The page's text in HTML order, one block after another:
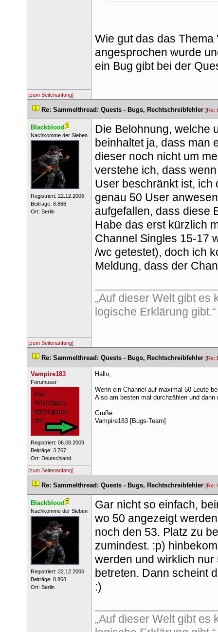
Wie gut das das
angesprochen wurde
ein Bug gibt bei der
[zum Seitenanfang]
Re: Sammelthread: Quests - Bugs, Rechtschreibfehler [Re:
Blackblood
​Nachkomme der Sieben
Registriert: 22.12.2006
Beiträge: 8.868
Ort: Berlin
Die Belohnung, welche
beinhaltet ja, dass man
dieser noch nicht um
verstehe ich, dass
User beschränkt ist, ich
genau 50 User
aufgefallen, dass diese
Habe das erst kürzlich
Channel Singles 15-17
/wc getestet), doch ich
Meldung, dass der
„Auf dieser Welt gibt es
logische Erklärung
[zum Seitenanfang]
Re: Sammelthread: Quests - Bugs, Rechtschreibfehler [Re:
Vampire183
​Forumuser
Registriert: 06.08.2009
Beiträge: 3.767
Ort: Deutschland
Hallo,
Wenn ein Channel auf maximal 50 Leute
Also am besten mal durchzählen und dann
Grüße
Vampire183 [Bugs-Team]
[zum Seitenanfang]
Re: Sammelthread: Quests - Bugs, Rechtschreibfehler [Re:
Blackblood
​Nachkomme der Sieben
Registriert: 22.12.2006
Beiträge: 8.868
Ort: Berlin
Gar nicht so einfach,
wo 50 angezeigt
noch den 53. Platz zu
zumindest. :p)
werden und wirklich
betreten. Dann scheint
:)
„Auf dieser Welt gibt es